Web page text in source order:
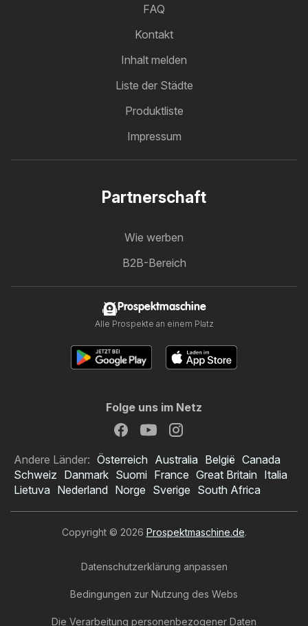
FAQ
Kontakt
Inhalt melden
Liste der Städte
Produktliste
Impressum
Partnerschaft
Wie werben
B2B-Bereich
Prospektmaschine
Alle Prospekte an einem Platz
Folge uns im Netz
Andere Länder: Österreich Australia België Canada
Schweiz Danmark Suomi France Great Britain Italia
Lietuva Nederland Norge Sverige South Africa
Copyright © 2026 Prospektmaschine.de.
Datenschutzerklärung anpassen
Bedingungen zur Nutzung des Webs
Die Verarbeitung personenbezogener Daten